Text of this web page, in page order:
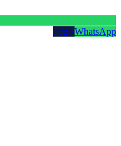
WhatsAppקטלוג